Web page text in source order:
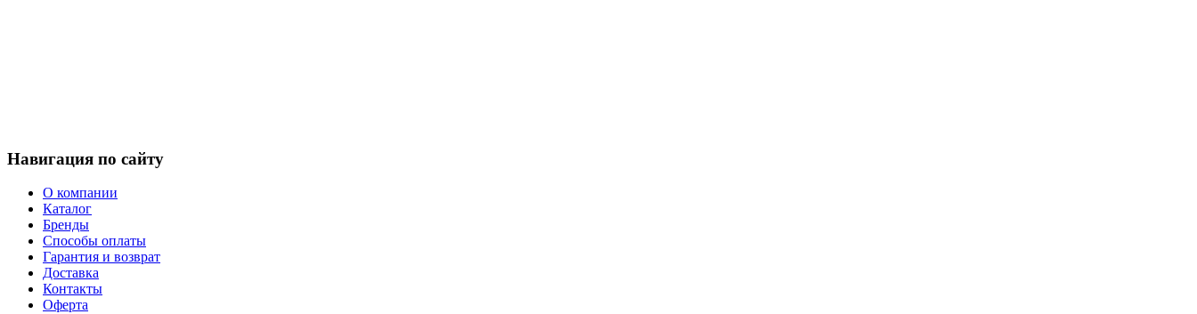
Навигация по сайту
О компании
Каталог
Бренды
Способы оплаты
Гарантия и возврат
Доставка
Контакты
Оферта